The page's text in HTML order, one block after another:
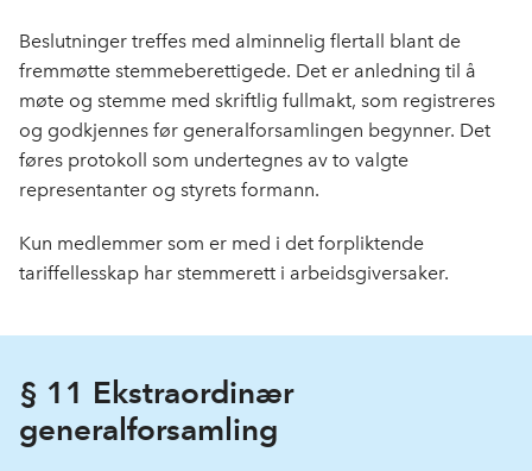
Beslutninger treffes med alminnelig flertall blant de
fremmøtte stemmeberettigede. Det er anledning til å
møte og stemme med skriftlig fullmakt, som registreres
og godkjennes før generalforsamlingen begynner. Det
føres protokoll som undertegnes av to valgte
representanter og styrets formann.
Kun medlemmer som er med i det forpliktende
tariffellesskap har stemmerett i arbeidsgiversaker.
§ 11 Ekstraordinær
generalforsamling